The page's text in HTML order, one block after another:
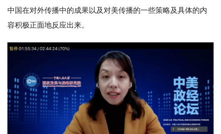
中国在对外传播中的成果以及对美传播的一些策略及具体的内
容积极正面地反应出来。